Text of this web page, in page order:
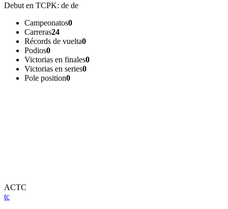
Debut en TCPK: de de
Campeonatos0
Carreras24
Récords de vuelta0
Podios0
Victorias en finales0
Victorias en series0
Pole position0
ACTC
tc